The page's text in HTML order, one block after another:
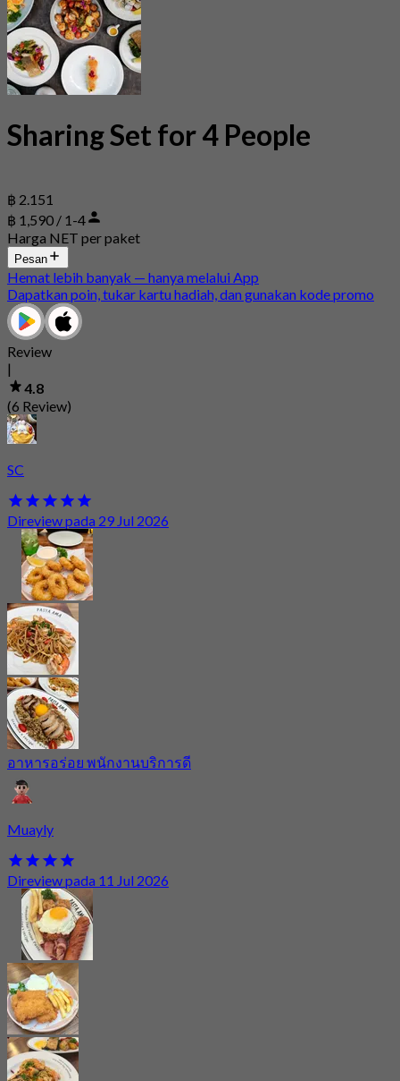
Sharing Set for 4 People
฿ 2.151
฿ 1,590 / 1-4
Harga NET per paket
Pesan
Hemat lebih banyak — hanya melalui App
Dapatkan poin, tukar kartu hadiah, dan gunakan kode promo
Review
|
4.8
(6 Review)
SC
Direview pada 29 Jul 2026
อาหารอร่อย พนักงานบริการดี
Muayly
Direview pada 11 Jul 2026